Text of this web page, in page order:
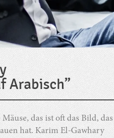
Arabisch”
das ist oft das Bild, das
hat. Karim El-Gawhary